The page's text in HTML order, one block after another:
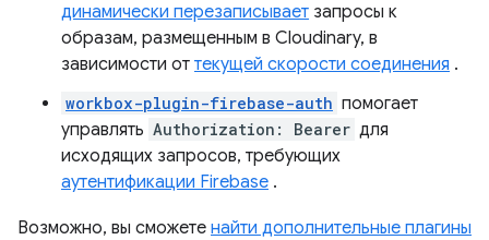
динамически перезаписывает запросы к
образам, размещенным в Cloudinary, в
зависимости от текущей скорости соединения .
workbox-plugin-firebase-auth помогает
управлять Authorization: Bearer для
исходящих запросов, требующих
аутентификации Firebase .
Возможно, вы сможете найти дополнительные плагины